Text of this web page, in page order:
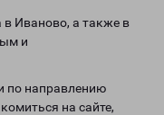
Иваново, а также в
и
по направлению
на сайте,